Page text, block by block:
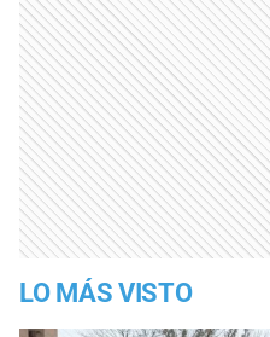
LO MÁS VISTO